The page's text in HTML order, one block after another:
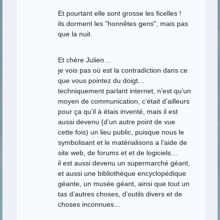
Et pourtant elle sont grosse les ficelles !
ils dorment les "honnêtes gens", mais pas
que la nuit.
Et chère Julien…
je vois pas où est la contradiction dans ce
que vous pointez du doigt…
techniquement parlant internet, n’est qu’un
moyen de communication, c’était d’ailleurs
pour ça qu’il à étais inventé, mais il est
aussi devenu (d’un autre point de vue
cette fois) un lieu public, puisque nous le
symbolisant et le matérialisons a l’aide de
site web, de forums et et de logiciels…
il est aussi devenu un supermarché géant,
et aussi une bibliothèque encyclopédique
géante, un musée géant, ainsi que tout un
tas d’autres choses, d’outils divers et de
choses inconnues…